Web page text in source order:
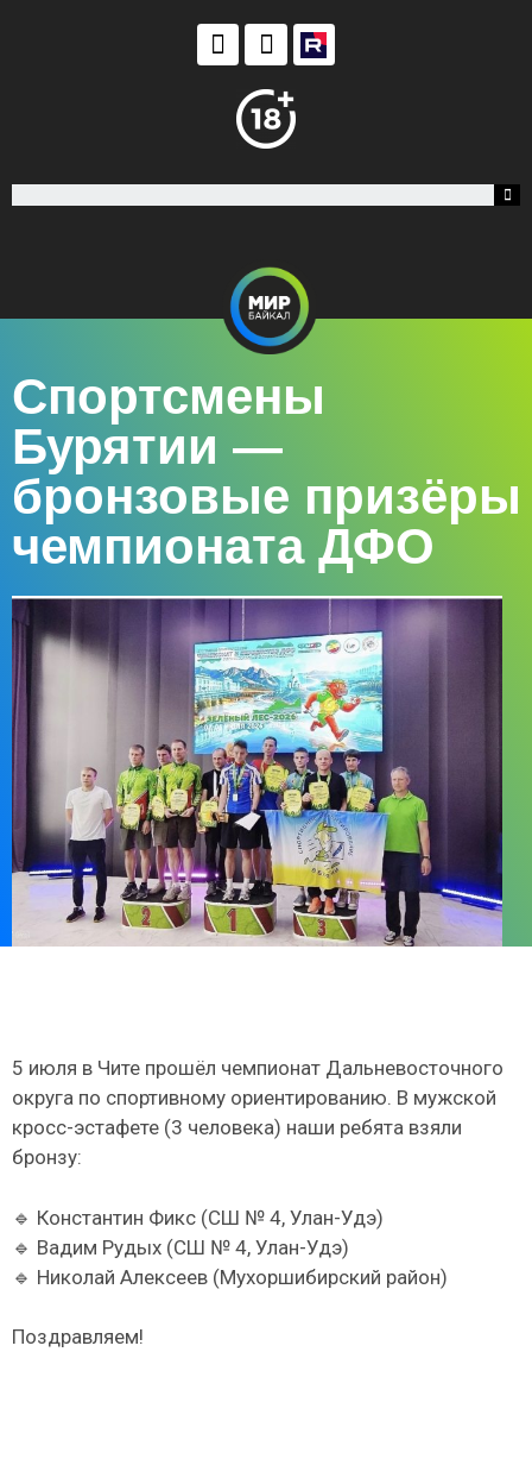
Спортсмены
Бурятии —
бронзовые призёры
чемпионата ДФО
5 июля в Чите прошёл чемпионат Дальневосточного
округа по спортивному ориентированию. В мужской
кросс-эстафете (3 человека) наши ребята взяли
бронзу:
🔹 Константин Фикс (СШ № 4, Улан-Удэ)
🔹 Вадим Рудых (СШ № 4, Улан-Удэ)
🔹 Николай Алексеев (Мухоршибирский район)
Поздравляем!